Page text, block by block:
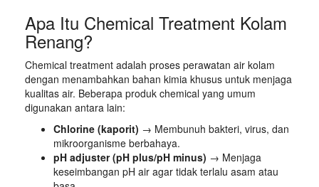
Apa Itu Chemical Treatment Kolam
Renang?
Chemical treatment adalah proses perawatan air kolam
dengan menambahkan bahan kimia khusus untuk menjaga
kualitas air. Beberapa produk chemical yang umum
digunakan antara lain:
Chlorine (kaporit) → Membunuh bakteri, virus, dan
mikroorganisme berbahaya.
pH adjuster (pH plus/pH minus) → Menjaga
keseimbangan pH air agar tidak terlalu asam atau